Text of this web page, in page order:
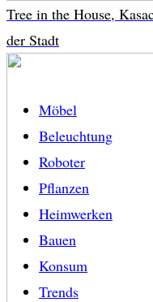
Tree in the House,
der Stadt
Möbel
Beleuchtung
Roboter
Pflanzen
Heimwerken
Bauen
Konsum
Trends